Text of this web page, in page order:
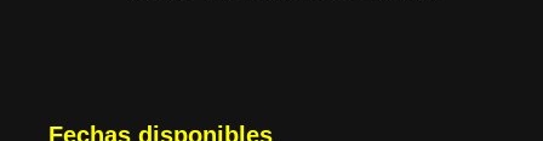
Fechas disponibles